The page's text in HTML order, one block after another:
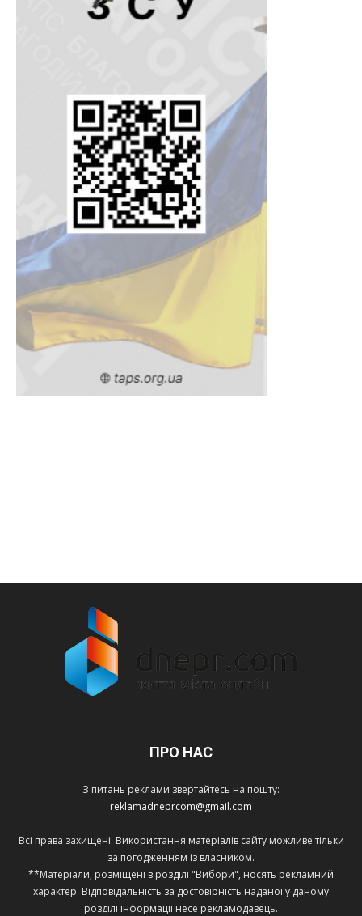
ПРО НАС
З питань реклами звертайтесь на пошту:
reklamadneprcom@gmail.com
Всі права захищені. Використання матеріалів сайту можливе тільки
за погодженням із власником.
**Матеріали, розміщені в розділі "Вибори", носять рекламний
характер. Відповідальність за достовірність наданої у даному
розділі інформації несе рекламодавець.